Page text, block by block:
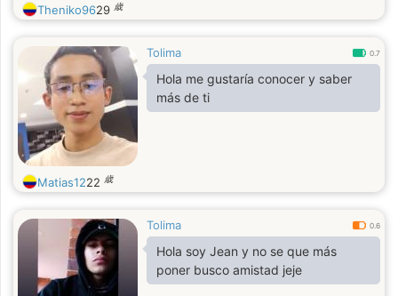
Theniko9629 歳
Tolima 0.7
Hola me gustaría conocer y saber
más de ti
Matias1222 歳
Tolima 0.6
Hola soy Jean y no se que más
poner busco amistad jeje